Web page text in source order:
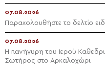
07.08.2026
Παρακολουθήστε το δελτίο
07.08.2026
Η πανήγυρη του Ιερού
Σωτήρος στο Αρκαλοχώρι